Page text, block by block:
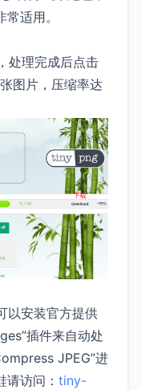
适用。
处理完成后点击
图片，压缩率达
以安装官方提供
插件来自动处
JPEG”进
访问： tiny-